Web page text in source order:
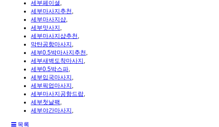
세부페이셜 ,
세부마사지추천,
세부마사지샵,
세부맛사지 ,
세부마사지샵추천,
막탄공항마사지 ,
세부0.5박마사지추천,
세부새벽도착마사지 ,
세부0.5박스파,
세부입국마사지 ,
세부픽업마사지 ,
세부마사지공항드랍,
세부첫날팩,
세부야간마사지 ,
목록